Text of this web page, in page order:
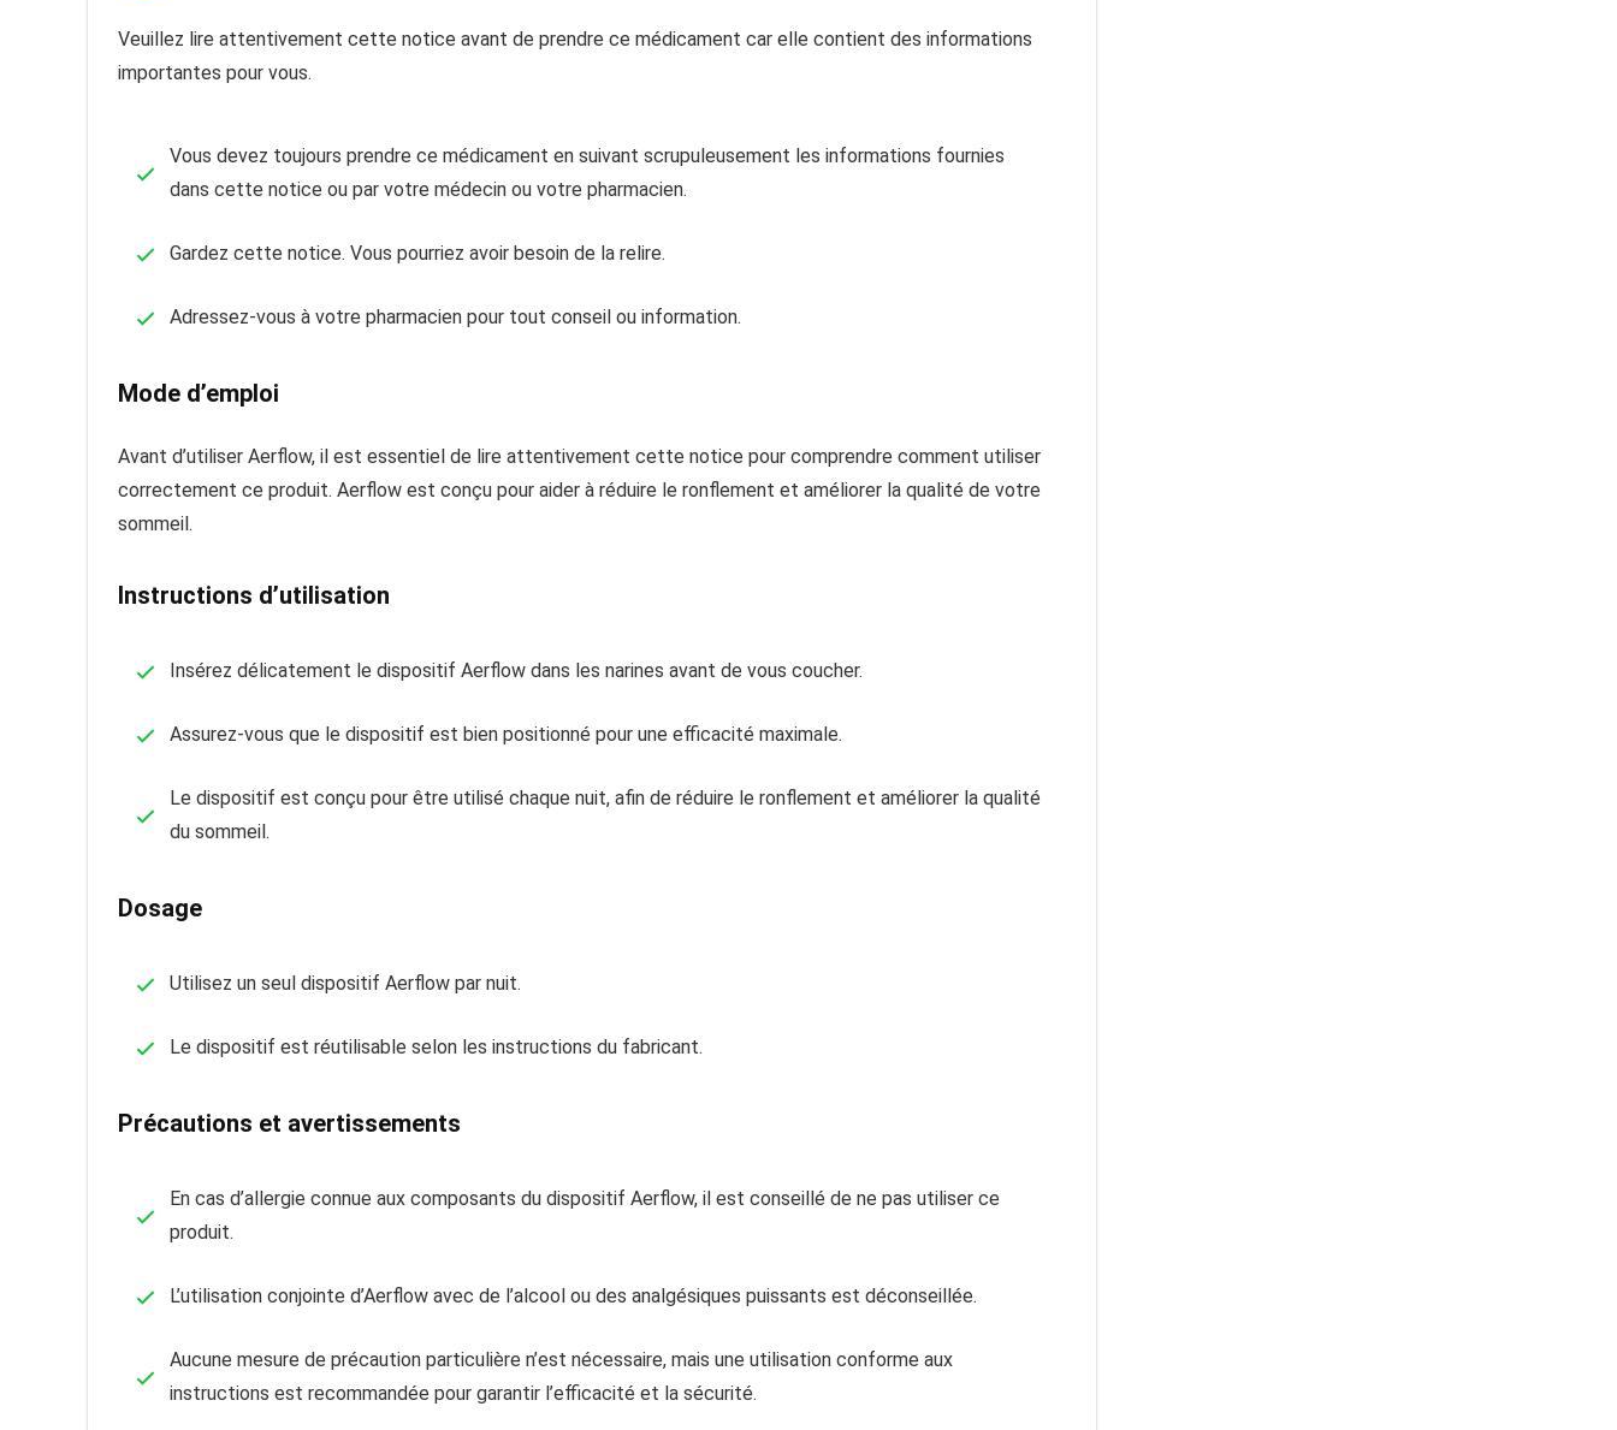
Veuillez lire attentivement cette notice avant de prendre ce médicament car elle contient des informations
importantes pour vous.
Vous devez toujours prendre ce médicament en suivant scrupuleusement les informations fournies
dans cette notice ou par votre médecin ou votre pharmacien.
Gardez cette notice. Vous pourriez avoir besoin de la relire.
Adressez-vous à votre pharmacien pour tout conseil ou information.
Mode d’emploi
Avant d’utiliser Aerflow, il est essentiel de lire attentivement cette notice pour comprendre comment utiliser
correctement ce produit. Aerflow est conçu pour aider à réduire le ronflement et améliorer la qualité de votre
sommeil.
Instructions d’utilisation
Insérez délicatement le dispositif Aerflow dans les narines avant de vous coucher.
Assurez-vous que le dispositif est bien positionné pour une efficacité maximale.
Le dispositif est conçu pour être utilisé chaque nuit, afin de réduire le ronflement et améliorer la qualité
du sommeil.
Dosage
Utilisez un seul dispositif Aerflow par nuit.
Le dispositif est réutilisable selon les instructions du fabricant.
Précautions et avertissements
En cas d’allergie connue aux composants du dispositif Aerflow, il est conseillé de ne pas utiliser ce
produit.
L’utilisation conjointe d’Aerflow avec de l’alcool ou des analgésiques puissants est déconseillée.
Aucune mesure de précaution particulière n’est nécessaire, mais une utilisation conforme aux
instructions est recommandée pour garantir l’efficacité et la sécurité.